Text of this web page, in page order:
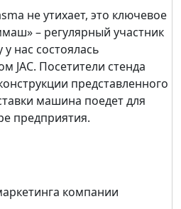
не утихает, это ключевое
– регулярный участник
нас состоялась
JAC. Посетители стенда
представленного
машина поедет для
предприятия.
компании